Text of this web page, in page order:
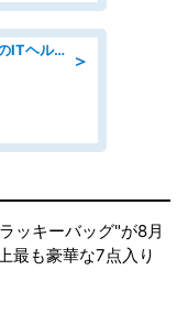
＞
ヘルプデスク/外資系保険業界でのITヘルプデスク業務/駅近/即日勤務可/ヘルプデスク
ッキーバッグ"が8月
最も豪華な7点入り